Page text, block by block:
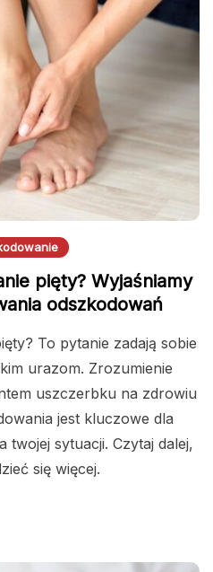
pięty? Wyjaśniamy
odszkodowań
To pytanie zadają sobie
urazom. Zrozumienie
uszczerbku na zdrowiu
jest kluczowe dla
twojej sytuacji. Czytaj dalej,
się więcej.